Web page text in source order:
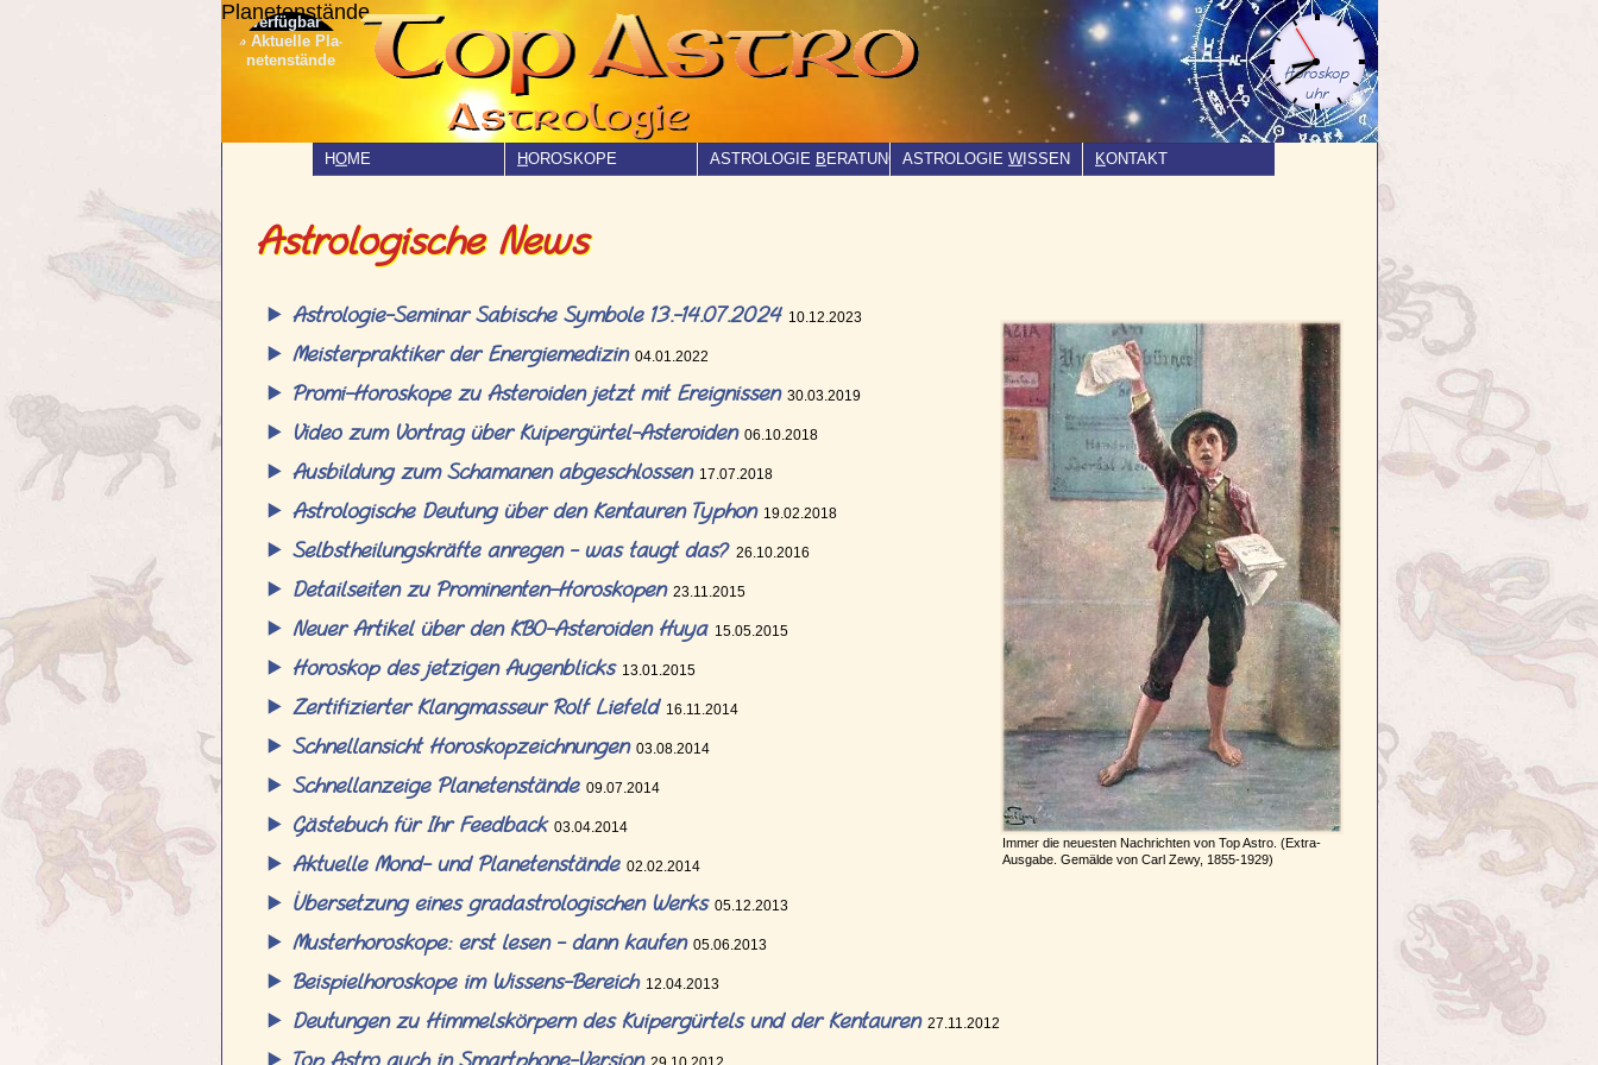
Planetenstände
» Aktuelle Pla­
netenstände
HOME HOROSKOPE ASTROLOGIE B ERATUNG ASTROLOGIE W ISSEN KONTAKT
Astrologische News
Immer die neuesten Nachrichten von Top Astro. (Extra-
Ausgabe. Gemälde von Carl Zewy, 1855-1929)
Astrologie-Seminar Sabische Symbole 13.-14.07.2024 10.12.2023
Meisterpraktiker der Energiemedizin04.01.2022
Promi-Horoskope zu Asteroiden jetzt mit Ereignissen30.03.2019
Video zum Vortrag über Kuipergürtel-Asteroiden06.10.2018
Ausbildung zum Schamanen abgeschlossen 17.07.2018
Astrologische Deutung über den Kentauren Typhon 19.02.2018
Selbstheilungskräfte anregen - was taugt das?26.10.2016
Detailseiten zu Prominenten-Horoskopen23.11.2015
Neuer Artikel über den KBO-Asteroiden Huya 15.05.2015
Horoskop des jetzigen Augenblicks 13.01.2015
Zertifizierter Klangmasseur Rolf Liefeld 16.11.2014
Schnellansicht Horoskopzeichnungen03.08.2014
Schnellanzeige Planetenstände09.07.2014
Gästebuch für Ihr Feedback03.04.2014
Aktuelle Mond- und Planetenstände02.02.2014
Übersetzung eines gradastrologischen Werks05.12.2013
Musterhoroskope: erst lesen - dann kaufen05.06.2013
Beispielhoroskope im Wissens-Bereich 12.04.2013
Deutungen zu Himmelskörpern des Kuipergürtels und der Kentauren27.11.2012
29.10.2012